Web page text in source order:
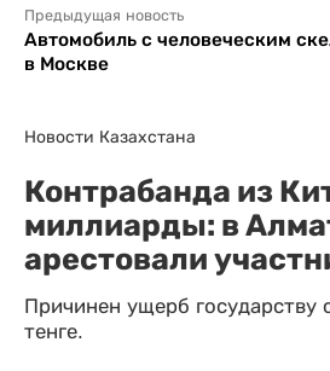
Предыдущая новость
Автомобиль с человеческим
в Москве
Новости Казахстана
Контрабанда из
миллиарды: в
арестовали
Причинен ущерб государству
тенге.